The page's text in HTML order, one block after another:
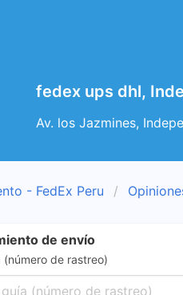
fedex ups dhl,
Av. los Jazmines,
- FedEx Peru
de envío
de rastreo)